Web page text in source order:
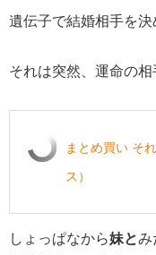
遺伝子で結婚相手を
それは突然、運命の相
まとめ買い そ
ス）
しょっぱなから妹とみ